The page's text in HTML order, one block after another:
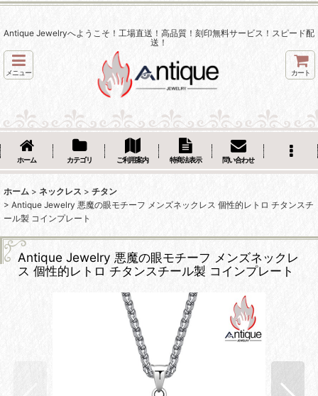
Antique Jewelryへようこそ！工場直送！高品質！刻印無料サービス！スピード配
送！
メニュー カート
ホーム カテゴリ ご利用案内 特商法表示 問い合わせ
ホーム > ネックレス > チタン
> Antique Jewelry 悪魔の眼モチーフ メンズネックレス 個性的レトロ チタンスチ
ール製 コインプレート
Antique Jewelry 悪魔の眼モチーフ メンズネックレ
ス 個性的レトロ チタンスチール製 コインプレート